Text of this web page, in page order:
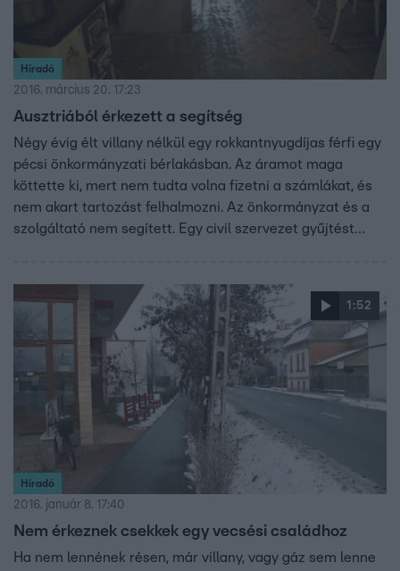
Híradó
2016. március 20. 17:23
Ausztriából érkezett a segítség
Négy évig élt villany nélkül egy rokkantnyugdíjas férfi egy
pécsi önkormányzati bérlakásban. Az áramot maga
köttette ki, mert nem tudta volna fizetni a számlákat, és
nem akart tartozást felhalmozni. Az önkormányzat és a
szolgáltató nem segített. Egy civil szervezet gyűjtést
dolgozó ápolónő pótolta ki a még hiányzó összeget. A
pénzt vasárnap adták át a férfinak.
1:52
Híradó
2016. január 8. 17:40
Nem érkeznek csekkek egy vecsési családhoz
Ha nem lennének résen, már villany, vagy gáz sem lenne